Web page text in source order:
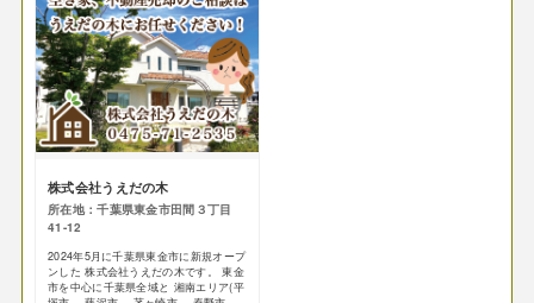
株式会社うえだの木
所在地：千葉県東金市田間３丁目
41-12
2024年5月に千葉県東金市に新規オープ
ンした 株式会社うえだの木です。 東金
市を中心に千葉県全域と 湘南エリア(平